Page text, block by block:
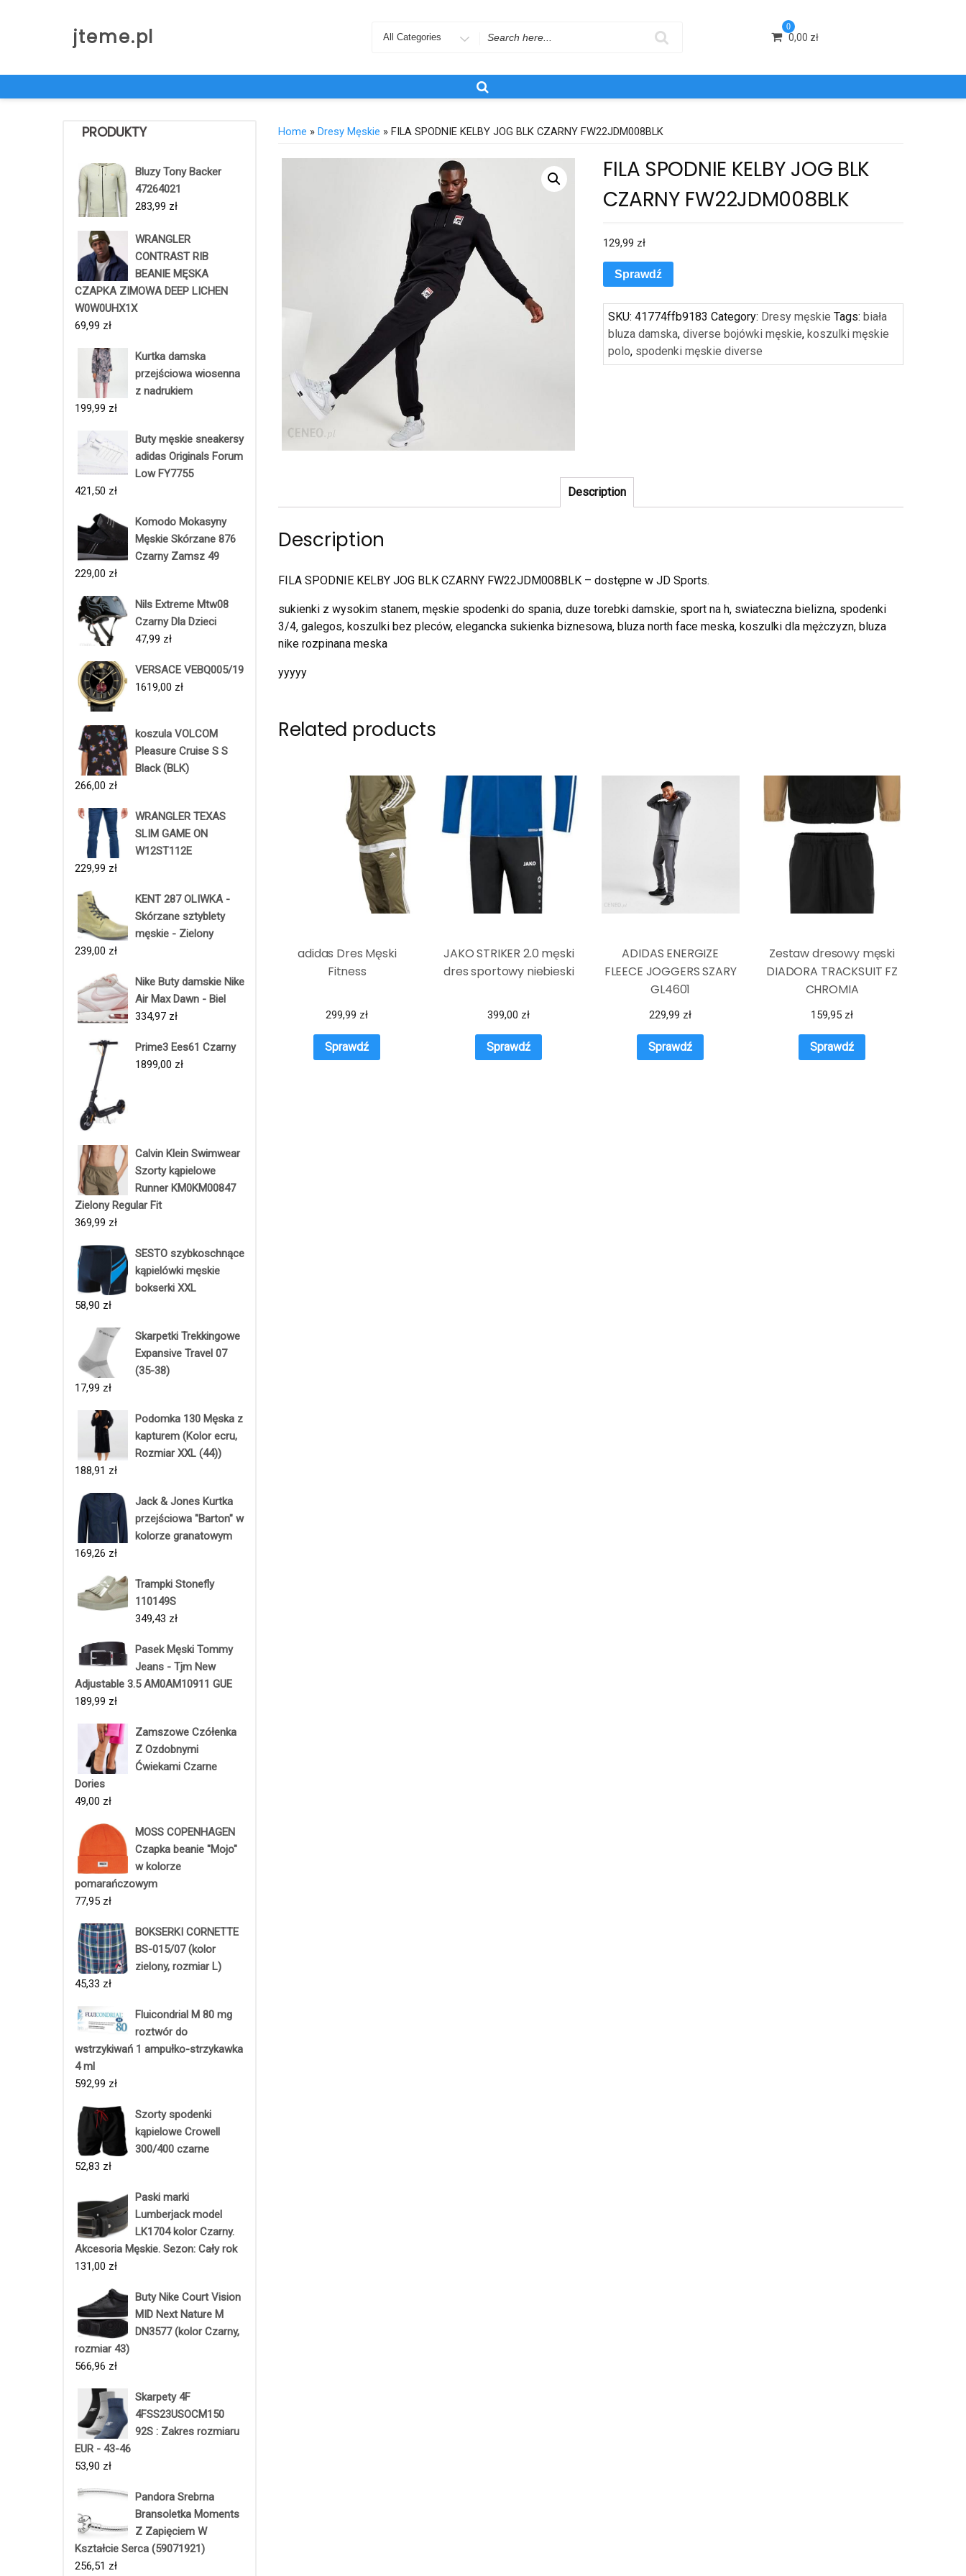
jteme.pl
Search
0
0,00 zł
PRODUKTY
Bluzy Tony Backer
47264021
283,99 zł
WRANGLER
CONTRAST RIB
BEANIE MĘSKA
CZAPKA ZIMOWA DEEP LICHEN
W0W0UHX1X
69,99 zł
Kurtka damska
przejściowa wiosenna
z nadrukiem
199,99 zł
Buty męskie sneakersy
adidas Originals Forum
Low FY7755
421,50 zł
Komodo Mokasyny
Męskie Skórzane 876
Czarny Zamsz 49
229,00 zł
Nils Extreme Mtw08
Czarny Dla Dzieci
47,99 zł
VERSACE VEBQ005/19
1619,00 zł
koszula VOLCOM
Pleasure Cruise S S
Black (BLK)
266,00 zł
WRANGLER TEXAS
SLIM GAME ON
W12ST112E
229,99 zł
KENT 287 OLIWKA -
Skórzane sztyblety
męskie - Zielony
239,00 zł
Nike Buty damskie Nike
Air Max Dawn - Biel
334,97 zł
Prime3 Ees61 Czarny
1899,00 zł
Calvin Klein Swimwear
Szorty kąpielowe
Runner KM0KM00847
Zielony Regular Fit
369,99 zł
SESTO szybkoschnące
kąpielówki męskie
bokserki XXL
58,90 zł
Skarpetki Trekkingowe
Expansive Travel 07
(35-38)
17,99 zł
Podomka 130 Męska z
kapturem (Kolor ecru,
Rozmiar XXL (44))
188,91 zł
Jack & Jones Kurtka
przejściowa "Barton" w
kolorze granatowym
169,26 zł
Trampki Stonefly
110149S
349,43 zł
Pasek Męski Tommy
Jeans - Tjm New
Adjustable 3.5 AM0AM10911 GUE
189,99 zł
Zamszowe Czółenka
Z Ozdobnymi
Ćwiekami Czarne
Dories
49,00 zł
MOSS COPENHAGEN
Czapka beanie "Mojo"
w kolorze
pomarańczowym
77,95 zł
BOKSERKI CORNETTE
BS-015/07 (kolor
zielony, rozmiar L)
45,33 zł
Fluicondrial M 80 mg
roztwór do
wstrzykiwań 1 ampułko-strzykawka
4 ml
592,99 zł
Szorty spodenki
kąpielowe Crowell
300/400 czarne
52,83 zł
Paski marki
Lumberjack model
LK1704 kolor Czarny.
Akcesoria Męskie. Sezon: Cały rok
131,00 zł
Buty Nike Court Vision
MID Next Nature M
DN3577 (kolor Czarny,
rozmiar 43)
566,96 zł
Skarpety 4F
4FSS23USOCM150
92S : Zakres rozmiaru
EUR - 43-46
53,90 zł
Pandora Srebrna
Bransoletka Moments
Z Zapięciem W
Kształcie Serca (59071921)
256,51 zł
Home » Dresy Męskie » FILA SPODNIE KELBY JOG BLK CZARNY FW22JDM008BLK
FILA SPODNIE KELBY JOG BLK
CZARNY FW22JDM008BLK
129,99 zł
Sprawdź
SKU:41774ffb9183 Category: Dresy męskie Tags:biała
bluza damska,diverse bojówki męskie,koszulki męskie
polo, spodenki męskie diverse
Description
Description
FILA SPODNIE KELBY JOG BLK CZARNY FW22JDM008BLK – dostępne w JD Sports.
sukienki z wysokim stanem, męskie spodenki do spania, duze torebki damskie, sport na h, swiateczna bielizna, spodenki
3/4, galegos, koszulki bez pleców, elegancka sukienka biznesowa, bluza north face meska, koszulki dla mężczyzn, bluza
nike rozpinana meska
yyyyy
Related products
adidas Dres Męski
Fitness
299,99 zł
Sprawdź
JAKO STRIKER 2.0 męski
dres sportowy niebieski
399,00 zł
Sprawdź
ADIDAS ENERGIZE
FLEECE JOGGERS SZARY
GL4601
229,99 zł
Sprawdź
Zestaw dresowy męski
DIADORA TRACKSUIT FZ
CHROMIA
159,95 zł
Sprawdź